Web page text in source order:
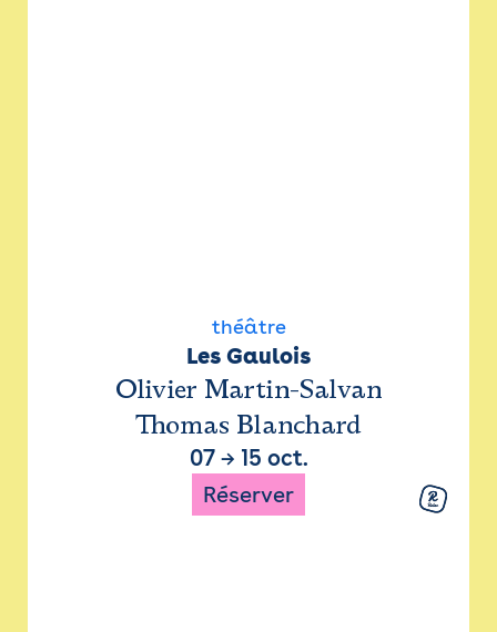
théâtre
Les Gaulois
Olivier Martin-Salvan
Thomas Blanchard
07→ 15 oct.
Réserver